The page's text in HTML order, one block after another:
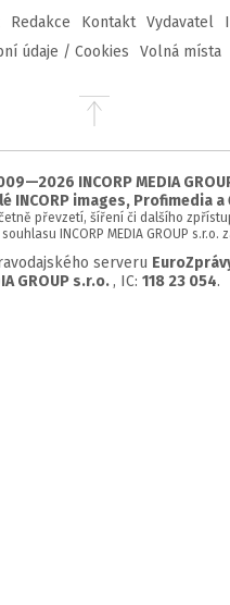
Redakce Kontakt Vydavatel
údaje / Cookies
Volná místa
Přejít
stránky
INCORP MEDIA
INCORP images, Profimedia a
převzetí, šíření či dalšího
INCORP MEDIA GROUP s.r.o.
serveru
GROUP s.r.o. , IC: 118 23 054.